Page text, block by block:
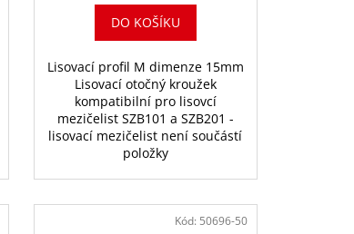
DO KOŠÍKU
Lisovací profil M dimenze 15mm
Lisovací otočný kroužek
kompatibilní pro lisovcí
mezičelist SZB101 a SZB201 -
lisovací mezičelist není součástí
položky
Kód: 50696-50